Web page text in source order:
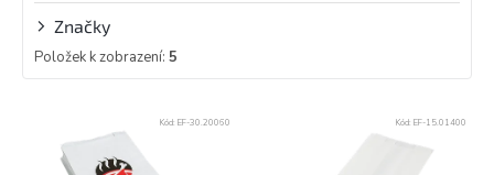
Značky
Položek k zobrazení: 5
Kód: EF-30.20060 Kód: EF-15.01400